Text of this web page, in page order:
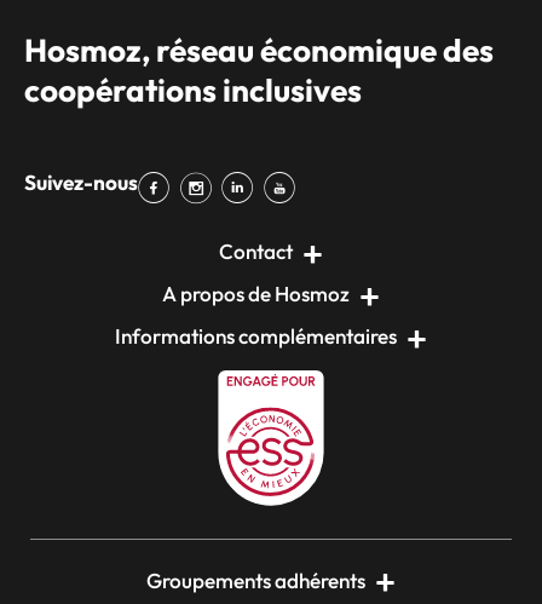
Hosmoz, réseau économique des
coopérations inclusives
Suivez-nous
Contact
A propos de Hosmoz
Informations complémentaires
Groupements adhérents